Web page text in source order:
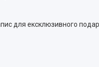
для ексклюзивного